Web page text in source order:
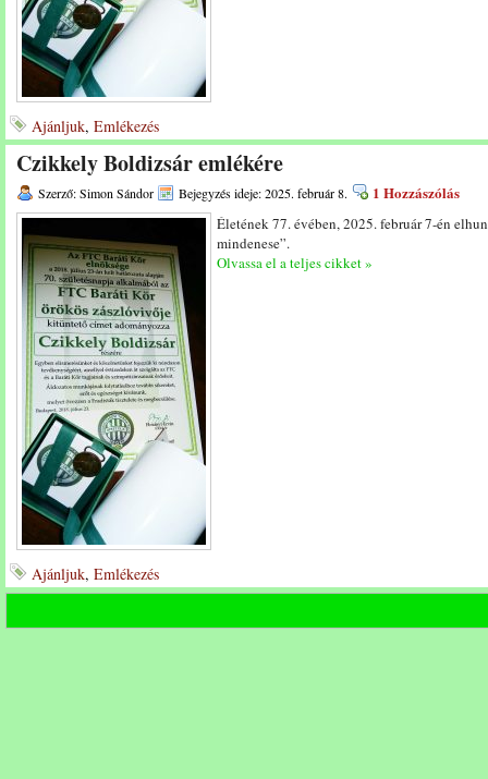
Ajánljuk, Emlékezés
Czikkely Boldizsár emlékére
Szerző: Simon Sándor Bejegyzés ideje: 2025. február 8. 1 Hozzászólás
Életének 77. évében, 2025. február 7-én
mindenese”.
Olvassa el a teljes cikket »
Ajánljuk, Emlékezés